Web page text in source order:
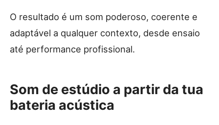
O resultado é um som poderoso, coerente e
adaptável a qualquer contexto, desde ensaio
até performance profissional.
Som de estúdio a partir da tua
bateria acústica